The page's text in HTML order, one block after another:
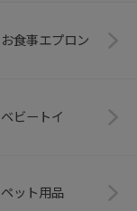
お食事エプロン
ベビートイ
ペット用品